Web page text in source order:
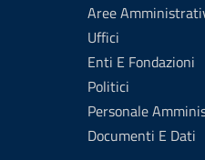
Aree
Uffici
Enti E Fondazioni
Politici
Personale
Documenti E Dati